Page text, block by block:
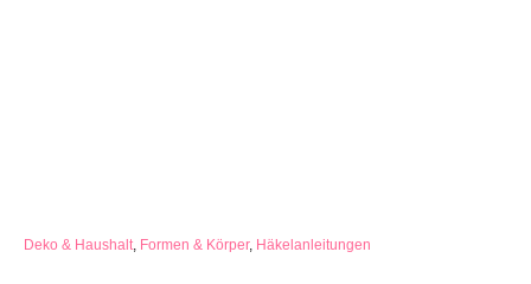
C
Deko & Haushalt, Formen & Körper, Häkelanleitungen